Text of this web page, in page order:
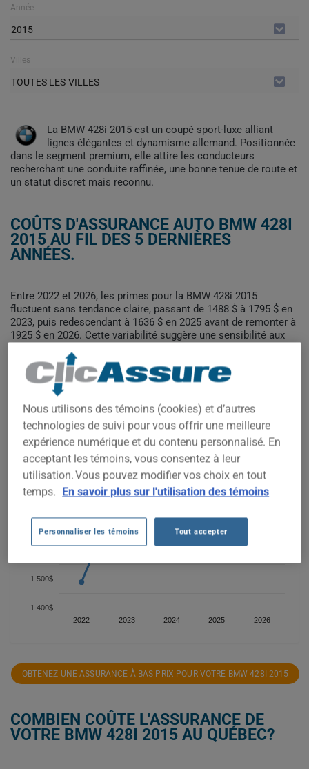
Année
2015
Villes
TOUTES LES VILLES
La BMW 428i 2015 est un coupé sport-luxe alliant
lignes élégantes et dynamisme allemand. Positionnée
dans le segment premium, elle attire les conducteurs
recherchant une conduite raffinée, une bonne tenue de route et
un statut discret mais reconnu.
COÛTS D'ASSURANCE AUTO BMW 428I
2015 AU FIL DES 5 DERNIÈRES
ANNÉES.
Entre 2022 et 2026, les primes pour la BMW 428i 2015
fluctuent sans tendance claire, passant de 1488 $ à 1795 $ en
2023, puis redescendant à 1636 $ en 2025 avant de remonter à
1925 $ en 2026. Cette variabilité suggère une sensibilité aux
Pour trouver la meilleur assurance pour votre véhicule BMW
428I 2015, il est plus important que jamais de comparer les
options disponibles.
2022 2023 2024 2025 2026
1 400$
1 500$
1 700$
1 800$
1 900$
OBTENEZ UNE ASSURANCE À BAS PRIX POUR VOTRE BMW 428I 2015
COMBIEN COÛTE L'ASSURANCE DE
VOTRE BMW 428I 2015 AU QUÉBEC?
Nous utilisons des témoins (cookies) et d’autres
technologies de suivi pour vous offrir une meilleure
expérience numérique et du contenu personnalisé. En
acceptant les témoins, vous consentez à leur
utilisation. Vous pouvez modifier vos choix en tout
temps. En savoir plus sur l'utilisation des témoins
Personnaliser les témoins Tout accepter